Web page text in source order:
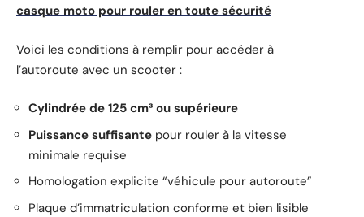
casque moto pour rouler en toute sécurité
Voici les conditions à remplir pour accéder à
l’autoroute avec un scooter :
Cylindrée de 125 cm³ ou supérieure
Puissance suffisante pour rouler à la vitesse
minimale requise
Homologation explicite “véhicule pour autoroute”
Plaque d’immatriculation conforme et bien lisible